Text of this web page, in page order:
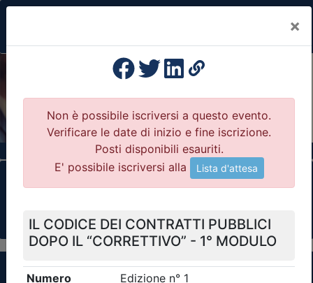
×
Previous
Formazione Professionale Continua
Collegi Professionali
Clicca qui - espandi la sezione dei filtri ricerca